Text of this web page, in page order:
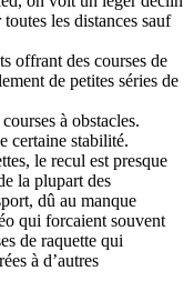
les distances sauf
offrant des courses de
de petites séries de
à obstacles.
certaine stabilité.
le recul est presque
la plupart des
dû au manque
qui forcaient souvent
de raquette qui
à d’autres